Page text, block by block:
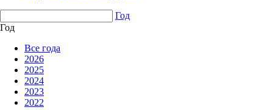
Год
Год
Все года
2026
2025
2024
2023
2022